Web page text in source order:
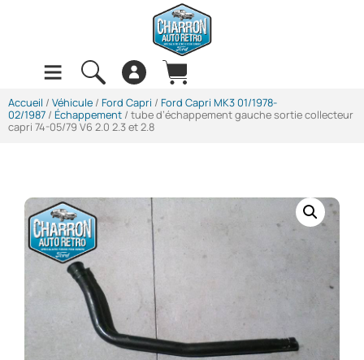
Accueil / Véhicule / Ford Capri / Ford Capri MK3 01/1978-
02/1987 / Échappement / tube d’échappement gauche sortie collecteur
capri 74-05/79 V6 2.0 2.3 et 2.8